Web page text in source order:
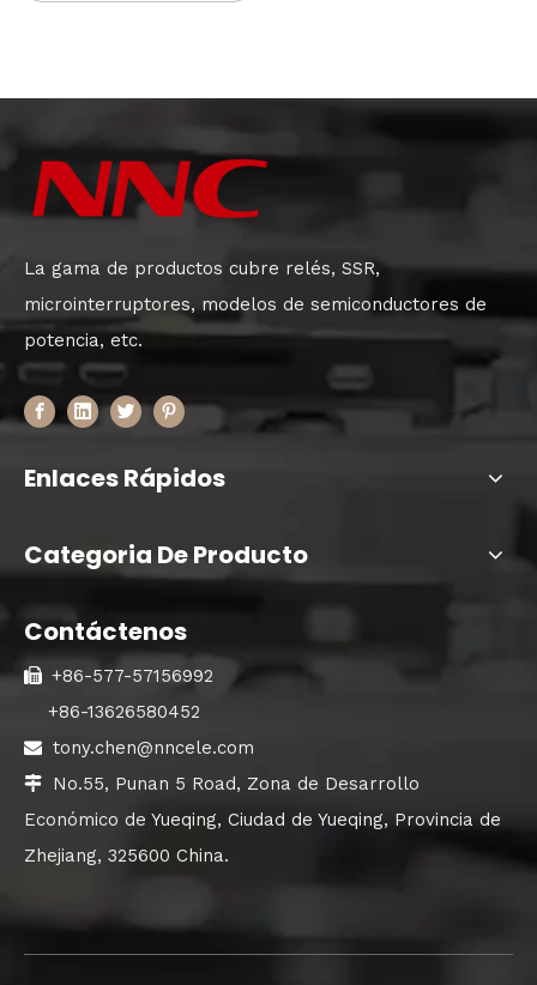
La gama de productos cubre relés, SSR,
microinterruptores, modelos de semiconductores de
potencia, etc.
Enlaces Rápidos
Categoria De Producto
Contáctenos
 +86-577-57156992
+86-13626580452
 tony.chen@nncele.com

No.55, Punan 5 Road, Zona de Desarrollo
Económico de Yueqing, Ciudad de Yueqing, Provincia de
Zhejiang, 325600 China.